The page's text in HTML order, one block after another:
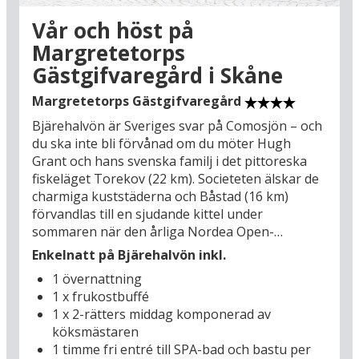
här också ett särskilt ljus över de kilometerlånga
sandstränderna, korsvirkesidyll och sköna
hamnmiljöer i kuststäderna och inte minst blir
du bemött med ett vänligt leende från alla
skåningar, de är lika öppna och generösa som
det skånska landskapet. Gör utflykter längs
vägarna som vindlar sig fram genom
fruktplantager och ut till kusten där de
pittoreska fiskelägena och Kiviks Musteri (31 km)
är stora turistmagneter. Besök också
Kristianstads stora sevärdhet: den pampiga
Heliga Trefaldighets Kyrka (23 km) som också
kallas för Nordens vackraste renässanstempel.
Trevlig minisemester i Skåne!
Vår och höst på
Margretetorps
Gästgifvaregård i Skåne
Margretetorps Gästgifvaregård
Bjärehalvön är Sveriges svar på Comosjön – och
du ska inte bli förvånad om du möter Hugh
Grant och hans svenska familj i det pittoreska
fiskeläget Torekov (22 km). Societeten älskar de
charmiga kuststäderna och Båstad (16 km)
förvandlas till en sjudande kittel under
sommaren när den årliga Nordea Open-
turneringen går av stapeln. Men naturen och
fiskelägenas skönhet bleknar inte när den värsta
turistanstormningen mattas av, tvärtemot får du
massor av plats längs vandringsleder, golfbanor
och sandstränder som bjuder på en magnifik
utsikt över Laholmsbukten i norr och
Skälderviken i söder. Du ska bo på en
Enkelnatt på Bjärehalvön inkl.
1 övernattning
1 x frukostbuffé
1 x 2-rätters middag komponerad av
köksmästaren
1 timme fri entré till SPA-bad och bastu per